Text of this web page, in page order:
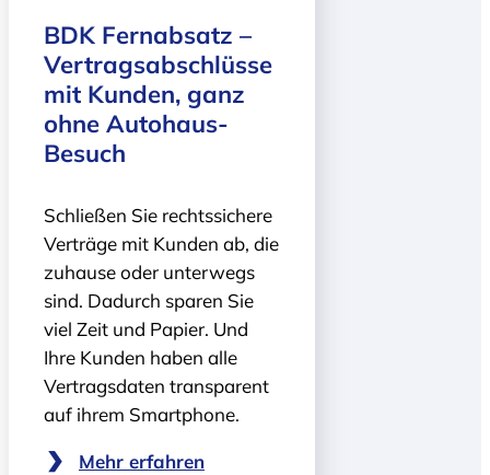
BDK Fernabsatz –
Vertragsabschlüsse
mit Kunden, ganz
ohne Autohaus-
Besuch
Schließen Sie rechtssichere
Verträge mit Kunden ab, die
zuhause oder unterwegs
sind. Dadurch sparen Sie
viel Zeit und Papier. Und
Ihre Kunden haben alle
Vertragsdaten transparent
auf ihrem Smartphone.
Mehr erfahren